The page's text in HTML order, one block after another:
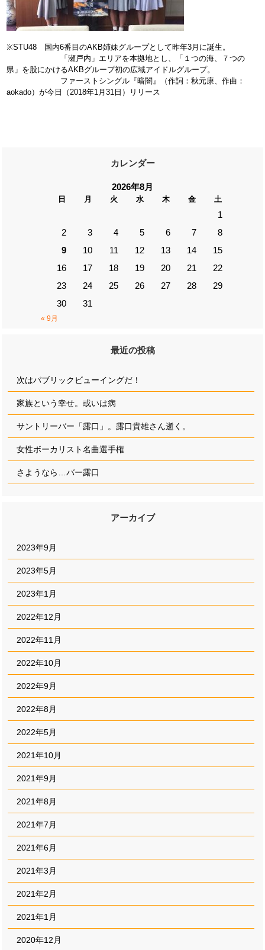
カレンダー
2026年8月
日 月 火 水 木 金 土
1
2
3 4 5 6 7
8
9
10 11 12 13 14
15
16
17 18 19 20 21
22
23
24 25 26 27 28
29
30
31
« 9月
最近の投稿
次はパブリックビューイングだ！
家族という幸せ。或いは病
サントリーバー「露口」。露口貴雄さん逝く。
女性ボーカリスト名曲選手権
さようなら…バー露口
アーカイブ
2023年9月
2023年5月
2023年1月
2022年12月
2022年11月
2022年10月
2022年9月
2022年8月
2022年5月
2021年10月
2021年9月
2021年8月
2021年7月
2021年6月
2021年3月
2021年2月
2021年1月
2020年12月
※STU48 国内6番目のAKB姉妹グループとして昨年3月に誕生。
「瀬戸内」エリアを本拠地とし、「１つの海、７つの
県」を股にかけるAKBグループ初の広域アイドルグループ。
ファーストシングル『暗闇』（作詞：秋元康、作曲：
aokado）が今日（2018年1月31日）リリース